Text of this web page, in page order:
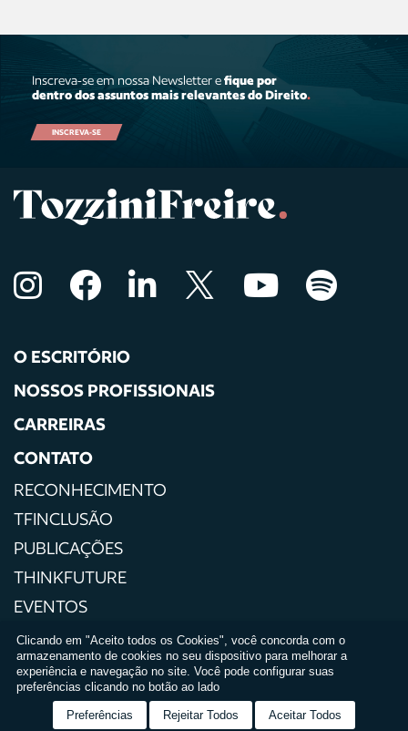
Inscreva-se em nossa Newsletter efique por
dentro dos assuntos mais relevantes do Direito.
INSCREVA-SE
O ESCRITÓRIO
NOSSOS PROFISSIONAIS
CARREIRAS
CONTATO
RECONHECIMENTO
TFINCLUSÃO
PUBLICAÇÕES
THINKFUTURE
EVENTOS
IMPRENSA
POLÍTICAS DE PRIVACIDADE
TERMOS E CONDIÇÕES DE USO
RELATÓRIO DE IGUALDADE SALARIAL
Clicando em "Aceito todos os Cookies", você concorda com o
armazenamento de cookies no seu dispositivo para melhorar a
experiência e navegação no site. Você pode configurar suas
preferências clicando no botão ao lado
Preferências Rejeitar Todos Aceitar Todos